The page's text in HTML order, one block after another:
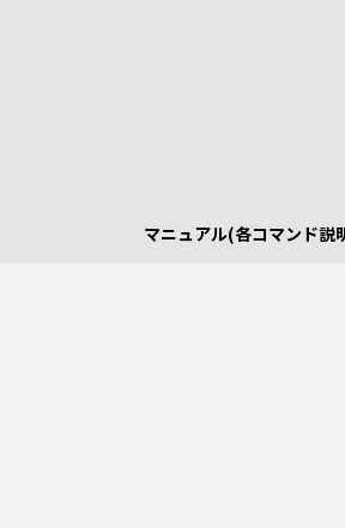
マニュアル(各コマンド説